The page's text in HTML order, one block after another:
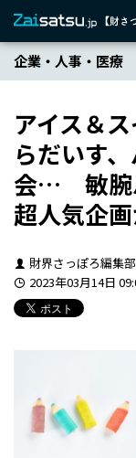
企業・人事・医療
アイス＆
らだいす
会… 敏腕
超人気企
財界さっぽろ編集部
2023年03月14日